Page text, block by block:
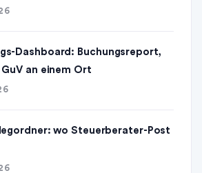
Dashboard: Buchungsreport,
an einem Ort
wo Steuerberater-Post